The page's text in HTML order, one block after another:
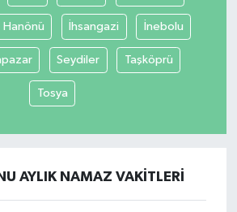
Hanönü İhsangazi İnebolu
Seydiler Taşköprü
Tosya
AYLIK NAMAZ VAKITLERI